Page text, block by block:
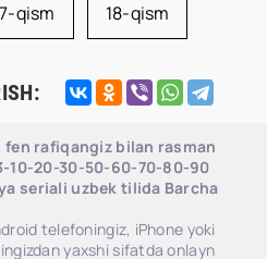
qism 18-qism
fen rafiqangiz bilan rasman
10-20-30-50-60-70-80-90
seriali uzbek tilida Barcha
telefoningiz, iPhone yoki
yaxshi sifatda onlayn